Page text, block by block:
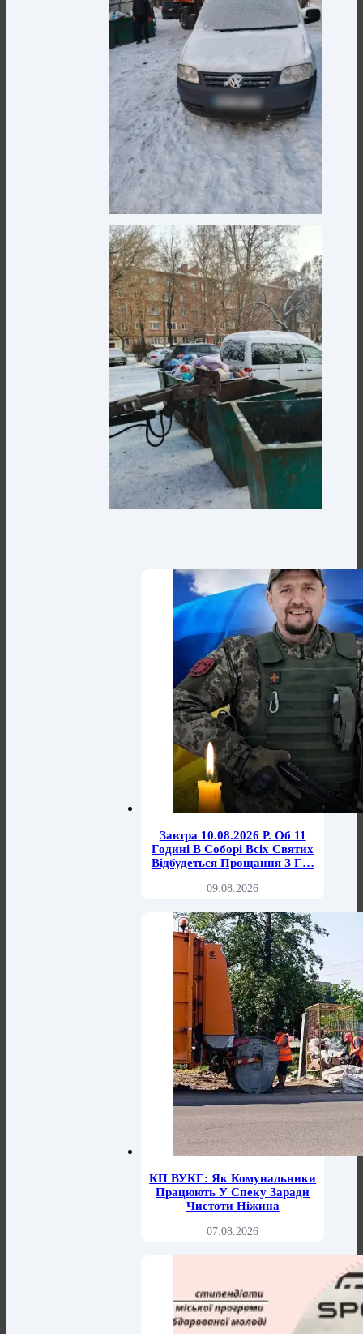
Завтра 10.08.2026 Р. Об 11
Годині В Соборі Всіх Святих
Відбудеться Прощання З Г…
09.08.2026
КП ВУКГ: Як Комунальники
Працюють У Спеку Заради
Чистоти Ніжина
07.08.2026